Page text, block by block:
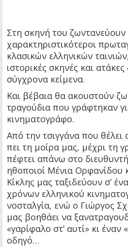
Στη σκηνή του ζωντανεύουν
χαρακτηριστικότεροι
κλασικών ελληνικών
ιστορικές σκηνές και
σύγχρονα κείμενα.
Και βέβαια θα ακουστούν
τραγούδια που γράφτηκαν
κινηματογράφο.
Από την τσιγγάνα που
πει τη μοίρα μας, μέχρι τη
πέφτει απάνω στο
ηθοποιοί Μένια Ορφανίδου
Κίκλης μας ταξιδεύουν σ’
χρόνων ελληνικού
νοσταλγία, ενώ ο Γιώργος
μας βοηθάει να
«γαρίφαλο στ’ αυτί» κι έναν
οδηγό…